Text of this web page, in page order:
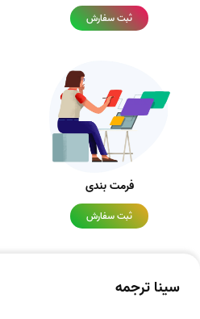
ثبت سفارش
فرمت بندی
ثبت سفارش
سینا ترجمه